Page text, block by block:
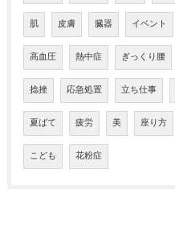
肌 皮膚 臓器 イベント
高血圧 熱中症 ぎっくり腰
捻挫 応急処置 立ち仕事
夏ばて 疲労 美 座り方
こども 花粉症